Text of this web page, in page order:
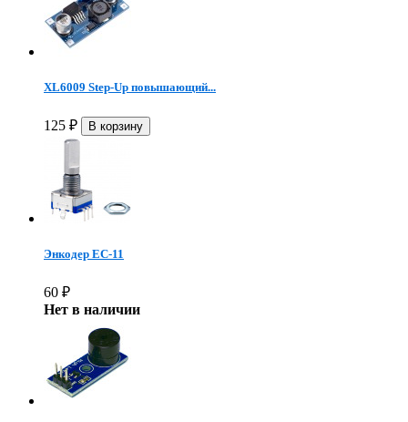
XL6009 Step-Up повышающий...
125 ₽
Энкодер EC-11
60 ₽
Нет в наличии